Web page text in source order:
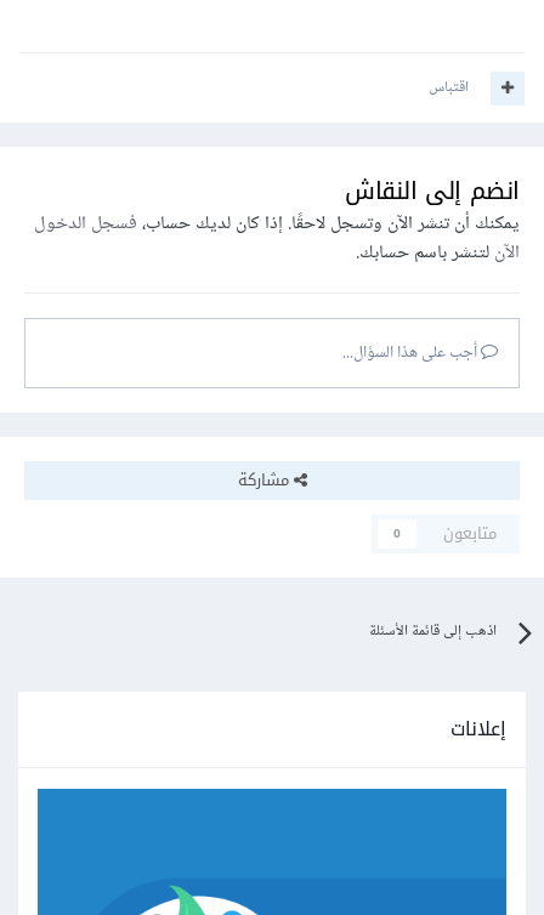
اقتباس
انضم إلى النقاش
يمكنك أن تنشر الآن وتسجل لاحقًا. إذا كان لديك حساب،فسجل الدخول
الآنلتنشر باسم حسابك.
أجب على هذا السؤال...
مشاركة
متابعون
0
اذهب إلى قائمة الأسئلة
إعلانات